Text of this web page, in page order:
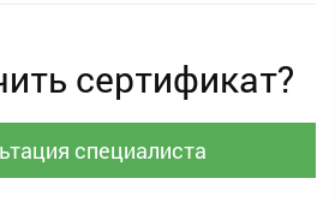
сертификат?
специалиста